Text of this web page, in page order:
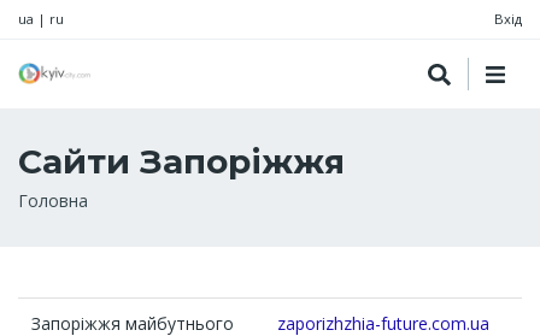
ua | ru Вхід
Сайти Запоріжжя
Рядок
Головна
Запоріжжя майбутнього zaporizhzhia-future.com.ua